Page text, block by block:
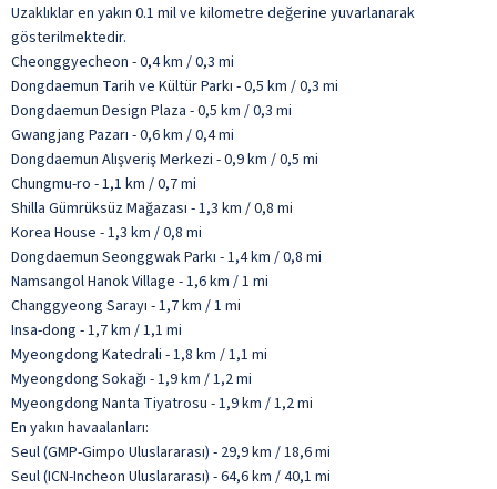
Uzaklıklar en yakın 0.1 mil ve kilometre değerine yuvarlanarak
gösterilmektedir.
Cheonggyecheon - 0,4 km / 0,3 mi
Dongdaemun Tarih ve Kültür Parkı - 0,5 km / 0,3 mi
Dongdaemun Design Plaza - 0,5 km / 0,3 mi
Gwangjang Pazarı - 0,6 km / 0,4 mi
Dongdaemun Alışveriş Merkezi - 0,9 km / 0,5 mi
Chungmu-ro - 1,1 km / 0,7 mi
Shilla Gümrüksüz Mağazası - 1,3 km / 0,8 mi
Korea House - 1,3 km / 0,8 mi
Dongdaemun Seonggwak Parkı - 1,4 km / 0,8 mi
Namsangol Hanok Village - 1,6 km / 1 mi
Changgyeong Sarayı - 1,7 km / 1 mi
Insa-dong - 1,7 km / 1,1 mi
Myeongdong Katedrali - 1,8 km / 1,1 mi
Myeongdong Sokağı - 1,9 km / 1,2 mi
Myeongdong Nanta Tiyatrosu - 1,9 km / 1,2 mi
En yakın havaalanları:
Seul (GMP-Gimpo Uluslararası) - 29,9 km / 18,6 mi
Seul (ICN-Incheon Uluslararası) - 64,6 km / 40,1 mi